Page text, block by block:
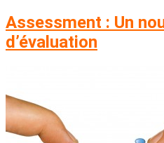
Assessment : Un
d’évaluation